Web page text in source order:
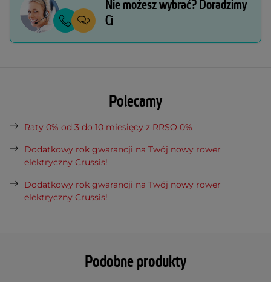
Podobne produkty
Nie możesz wybrać? Doradzimy
Ci
Polecamy
Raty 0% od 3 do 10 miesięcy z RRSO 0%
Dodatkowy rok gwarancji na Twój nowy rower
elektryczny Crussis!
Dodatkowy rok gwarancji na Twój nowy rower
elektryczny Crussis!